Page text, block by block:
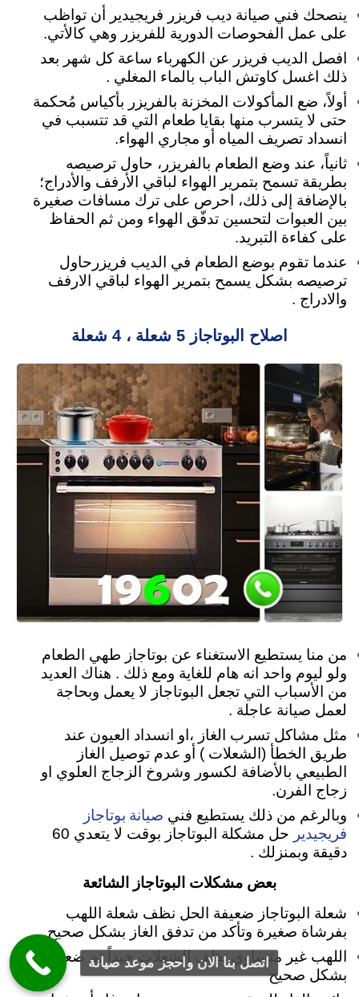
ينصحك فني صيانة ديب فريزر فريجيدير أن تواظب
على عمل الفحوصات الدورية للفريزر وهي كالأتي.
افصل الديب فريزر عن الكهرباء ساعة كل شهر بعد
ذلك اغسل كاوتش الباب بالماء المغلي .
أولاً، ضع المأكولات المخزنة بالفريزر بأكياس مُحكمة
حتى لا يتسرب منها بقايا طعام التي قد تتسبب في
انسداد تصريف المياه أو مجاري الهواء.
ثانياً، عند وضع الطعام بالفريزر، حاول ترصيصه
بطريقة تسمح بتمرير الهواء لباقي الأرفف والأدراج؛
بالإضافة إلى ذلك، احرص على ترك مسافات صغيرة
بين العبوات لتحسين تدفّق الهواء ومن ثم الحفاظ
على كفاءة التبريد.
عندما تقوم بوضع الطعام في الديب فريزرحاول
ترصيصه بشكل يسمح بتمرير الهواء لباقي الارفف
والادراج .
اصلاح البوتاجاز 5 شعلة ، 4 شعلة
من منا يستطيع الاستغناء عن بوتاجاز طهي الطعام
ولو ليوم واحد انه هام للغاية ومع ذلك . هناك العديد
من الأسباب التي تجعل البوتاجاز لا يعمل وبحاجة
لعمل صيانة عاجلة .
مثل مشاكل تسرب الغاز ،او انسداد العيون عند
طريق الخطأ (الشعلات ) أو عدم توصيل الغاز
الطبيعي بالأضافة لكسور وشروخ الزجاج العلوي او
زجاج الفرن.
وبالرغم من ذلك يستطيع فني صيانة بوتاجاز
فريجيدير
حل مشكلة البوتاجاز بوقت لا يتعدي 60
دقيقة وبمنزلك .
بعض مشكلات البوتاجاز الشائعة
شعلة البوتاجاز ضعيفة الحل نظف شعلة اللهب
بفرشاة صغيرة وتأكد من تدفق الغاز بشكل صحيح.
اللهب غير متساوي نظف الشعلات جيداً ثم ضعها
بشكل صحيح
اتصل بنا الان واحجز موعد صيانة